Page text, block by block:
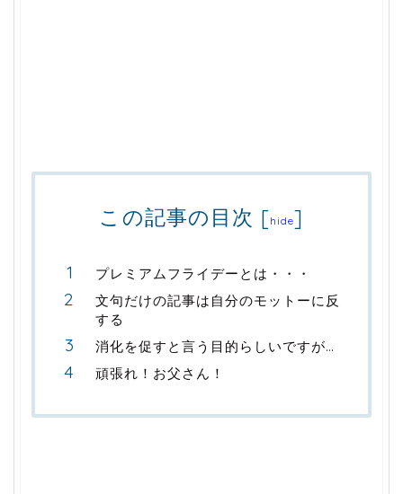
この記事の目次 [hide]
プレミアムフライデーとは・・・
文句だけの記事は自分のモットーに反
する
消化を促すと言う目的らしいですが…
頑張れ！お父さん！